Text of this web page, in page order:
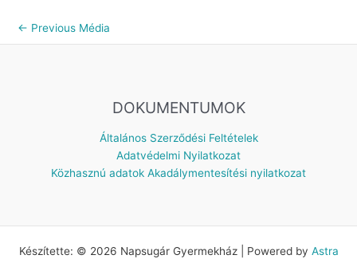
← Previous Média
DOKUMENTUMOK
Általános Szerződési Feltételek
Adatvédelmi Nyilatkozat
Közhasznú adatok Akadálymentesítési nyilatkozat
Készítette: © 2026 Napsugár Gyermekház | Powered by Astra